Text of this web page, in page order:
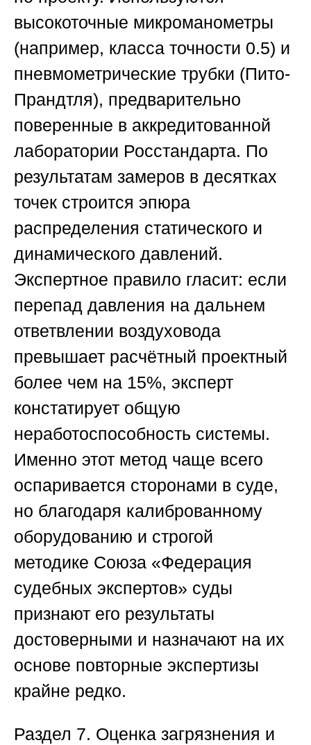
высокоточные микроманометры
(например, класса точности 0.5) и
пневмометрические трубки (Пито-
Прандтля), предварительно
поверенные в аккредитованной
лаборатории Росстандарта. По
результатам замеров в десятках
точек строится эпюра
распределения статического и
динамического давлений.
Экспертное правило гласит: если
перепад давления на дальнем
ответвлении воздуховода
превышает расчётный проектный
более чем на 15%, эксперт
констатирует общую
неработоспособность системы.
Именно этот метод чаще всего
оспаривается сторонами в суде,
но благодаря калиброванному
оборудованию и строгой
методике Союза «Федерация
судебных экспертов» суды
признают его результаты
достоверными и назначают на их
основе повторные экспертизы
крайне редко.
Раздел 7. Оценка загрязнения и